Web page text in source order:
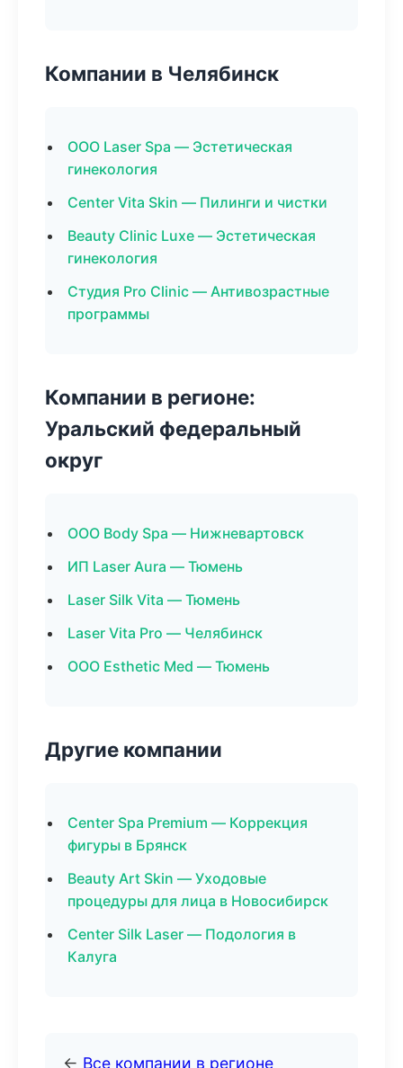
Компании в Челябинск
ООО Laser Spa — Эстетическая
гинекология
Center Vita Skin — Пилинги и чистки
Beauty Clinic Luxe — Эстетическая
гинекология
Студия Pro Clinic — Антивозрастные
программы
Компании в регионе:
Уральский федеральный
округ
ООО Body Spa — Нижневартовск
ИП Laser Aura — Тюмень
Laser Silk Vita — Тюмень
Laser Vita Pro — Челябинск
ООО Esthetic Med — Тюмень
Другие компании
Center Spa Premium — Коррекция
фигуры в Брянск
Beauty Art Skin — Уходовые
процедуры для лица в Новосибирск
Center Silk Laser — Подология в
Калуга
← Все компании в регионе